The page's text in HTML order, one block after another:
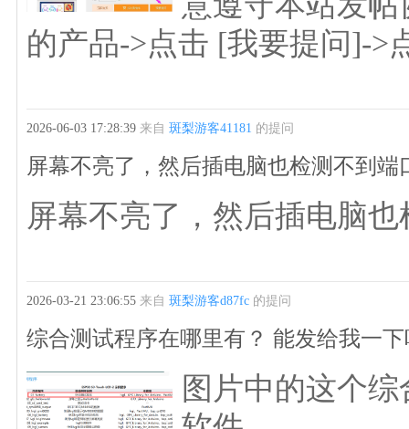
的产品->点击 [我要提问]->
2026-06-03 17:28:39 来自斑梨游客41181 的提问
屏幕不亮了，然后插电脑也检测不到端
屏幕不亮了，然后插电脑
2026-03-21 23:06:55 来自斑梨游客d87fc 的提问
综合测试程序在哪里有？ 能发给我一下
图片中的这个